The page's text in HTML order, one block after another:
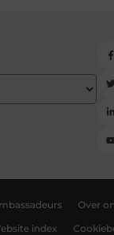
Over
index